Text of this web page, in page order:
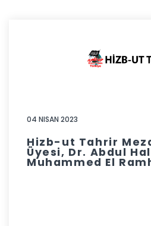
04 NISAN 2023
Hizb-ut Tahrir
Üyesi, Dr. Abdul
Muhammed El